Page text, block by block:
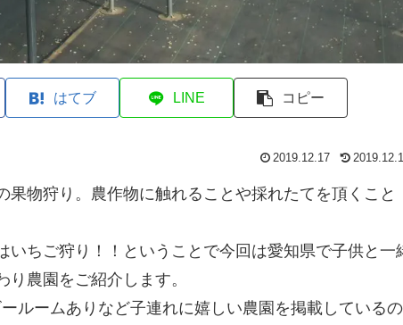
はてブ LINE コピー
2019.12.17
物狩り。農作物に触れることや採れたてを頂くこと
いちご狩り！！ということで今回は愛知県で子供と一
農園をご紹介します。
ルームありなど子連れに嬉しい農園を掲載している